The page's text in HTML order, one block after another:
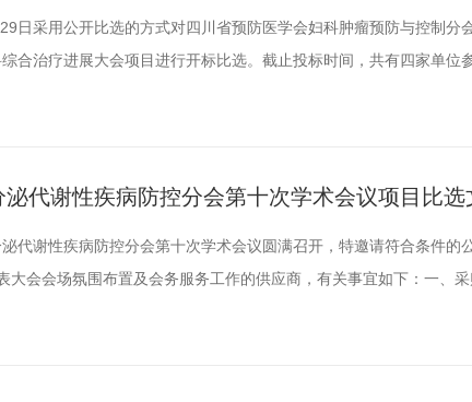
大会项目比选结果公示
日采用公开比选的方式对四川省预防医学会妇科肿瘤预防与控制分
合治疗进展大会项目进行开标比选。截止投标时间，共有四家单位
将评选结果公布如下：此次比选结果公示期为3个工作日（3月13
泌代谢性疾病防控分会第十次学术会议项目比选
代谢性疾病防控分会第十次学术会议圆满召开，特邀请符合条件的
大会会场氛围布置及会务服务工作的供应商，有关事宜如下：一、
预防医学会活动服务机构库的公司/机构；(二)承办机构具有丰富的国